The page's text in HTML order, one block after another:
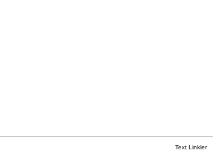
Text Linkler